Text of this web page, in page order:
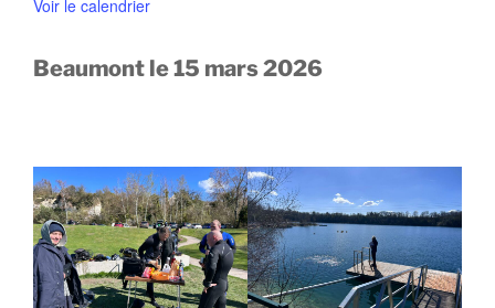
n
n
Voir le calendrier
Beaumont le 15 mars 2026